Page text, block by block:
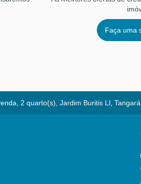
Faça uma
2 quarto(s), Jardim Buritis Ll,